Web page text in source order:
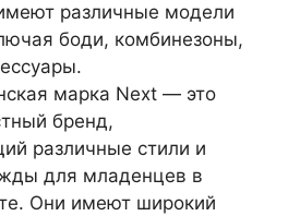
различные модели
боди, комбинезоны,
марка Next — это
бренд,
различные стили и
для младенцев в
Они имеют широкий